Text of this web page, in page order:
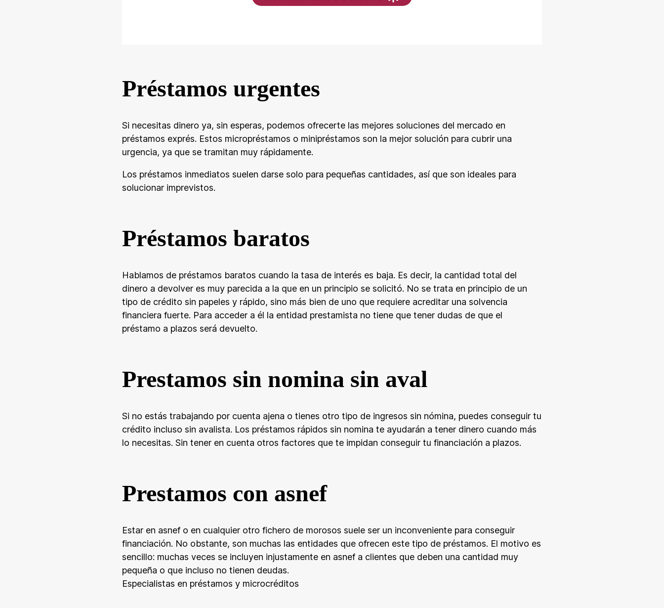
Préstamos urgentes
Si necesitas dinero ya, sin esperas, podemos ofrecerte las mejores soluciones del mercado en
préstamos exprés. Estos micropréstamos o minipréstamos son la mejor solución para cubrir una
urgencia, ya que se tramitan muy rápidamente.
Los préstamos inmediatos suelen darse solo para pequeñas cantidades, así que son ideales para
solucionar imprevistos.
Préstamos baratos
Hablamos de préstamos baratos cuando la tasa de interés es baja. Es decir, la cantidad total del
dinero a devolver es muy parecida a la que en un principio se solicitó. No se trata en principio de un
tipo de crédito sin papeles y rápido, sino más bien de uno que requiere acreditar una solvencia
financiera fuerte. Para acceder a él la entidad prestamista no tiene que tener dudas de que el
préstamo a plazos será devuelto.
Prestamos sin nomina sin aval
Si no estás trabajando por cuenta ajena o tienes otro tipo de ingresos sin nómina, puedes conseguir tu
crédito incluso sin avalista. Los préstamos rápidos sin nomina te ayudarán a tener dinero cuando más
lo necesitas. Sin tener en cuenta otros factores que te impidan conseguir tu financiación a plazos.
Prestamos con asnef
Estar en asnef o en cualquier otro fichero de morosos suele ser un inconveniente para conseguir
financiación. No obstante, son muchas las entidades que ofrecen este tipo de préstamos. El motivo es
sencillo: muchas veces se incluyen injustamente en asnef a clientes que deben una cantidad muy
pequeña o que incluso no tienen deudas.
Especialistas en préstamos y microcréditos